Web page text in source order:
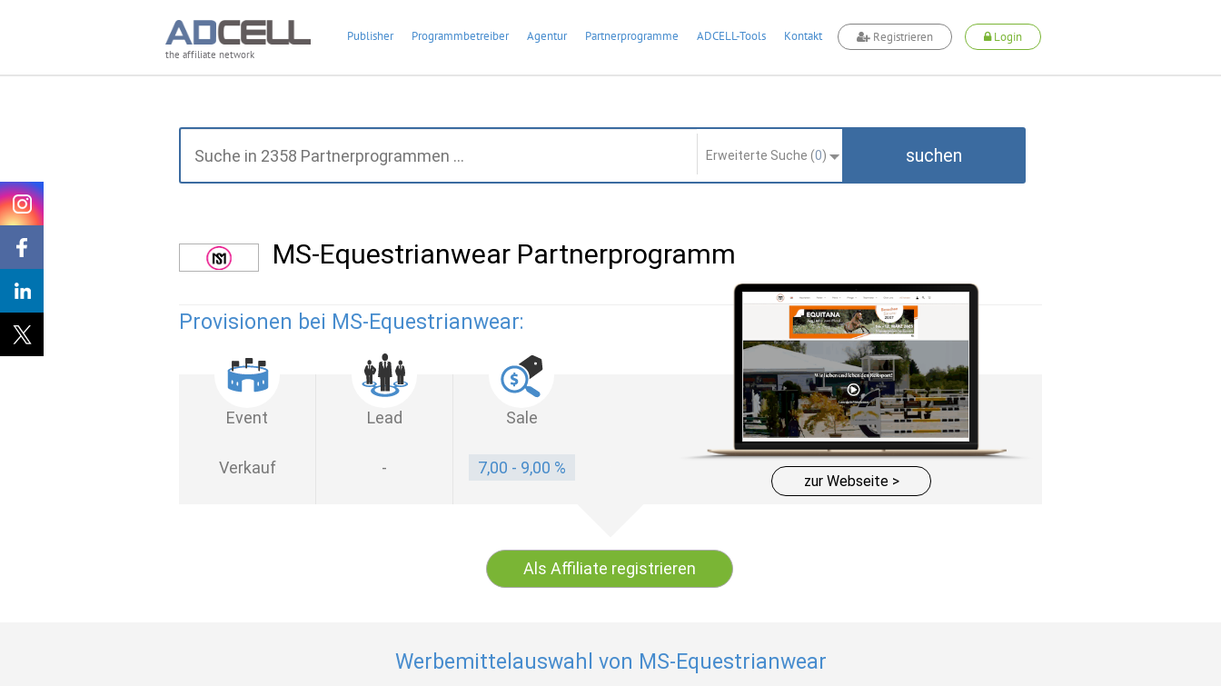
the affiliate network
Publisher Programmbetreiber Agentur Partnerprogramme ADCELL-Tools Kontakt Registrieren Login
Erweiterte Suche (0) suchen
MS-Equestrianwear Partnerprogramm
Provisionen bei MS-Equestrianwear:
Event Lead Sale
Verkauf - 7,00 - 9,00 %
zur Webseite >
Als Affiliate registrieren
Werbemittelauswahl von MS-Equestrianwear